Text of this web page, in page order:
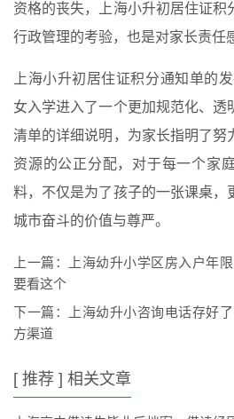
资格的丧失，上海小升初居住证积
行政管理的考验，也是对家长责任
上海小升初居住证积分通知单的
女入学进入了一个更加规范化、透
清单的详细说明，为家长指明了努
资源的公正分配，对于每一个家
料，不仅是为了孩子的一张课桌，
城市奋斗的价值与尊严。
上一篇：
上海幼升小学区房入户年
要看这个
下一篇：
上海幼升小咨询电话存好
方渠道
[ 推荐 ] 相关文章